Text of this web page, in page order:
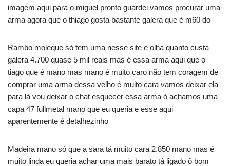
imagem aqui para o miguel pronto guardei vamos procurar uma
arma agora que o thiago gosta bastante galera que é m60 do
Rambo moleque só tem uma nesse site e olha quanto custa
galera 4.700 quase 5 mil reais mas é essa arma aqui que o
tiago que é mano mas mano é muito caro não tem coragem de
comprar uma arma dessa velho é muito cara vamos deixar ela
para lá vou deixar o chat esquecer essa arma ó achamos uma
capa 47 fullmetal mano que eu queria e esse aqui
aparentemente é detalhezinho
Madeira mano só que a sara tá muito cara 2.850 mano mas é
muito linda eu queria achar uma mais barato tá ligado ô bom